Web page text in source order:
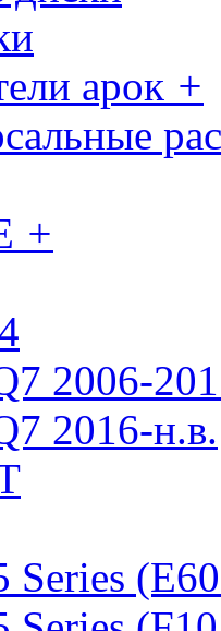
арок +
+
2006-
2016-н.в.
Series